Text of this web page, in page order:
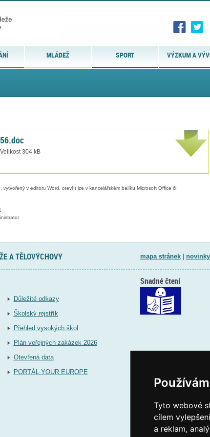
Tyto webové
cílem
a reklam,
MLÁDEŽ SPORT VÝZKUM A
304 kB
vytvořený v editoru Word, otevřít lze v kancelářském balíku Microsoft Office či
A TĚLOVÝCHOVY mapa stránek|
Důležité odkazy
Školský rejstřík
Přehled vysokých škol
Plán veřejných zakázek 2026
Otevřená data
PORTÁL YOUR EUROPE
Snadné čtení